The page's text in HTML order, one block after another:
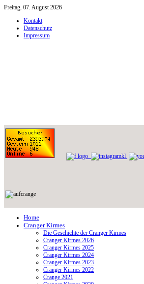
Freitag, 07. August 2026
Kontakt
Datenschutz
Impressum
Home
Cranger Kirmes
Die Geschichte der Cranger Kirmes
Cranger Kirmes 2026
Cranger Kirmes 2025
Cranger Kirmes 2024
Cranger Kirmes 2023
Cranger Kirmes 2022
Crange 2021